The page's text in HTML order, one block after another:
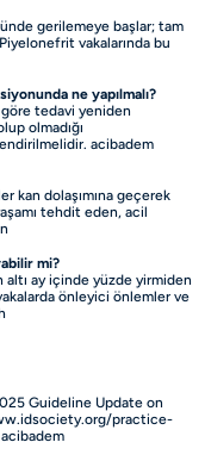
gerilemeye başlar; tam
vakalarında bu
ne yapılmalı?
tedavi yeniden
olmadığı
acibadem
kan dolaşımına geçerek
tehdit eden, acil
mi?
altı ay içinde yüzde yirmiden
önleyici önlemler ve
Guideline Update on
practice-
acibadem